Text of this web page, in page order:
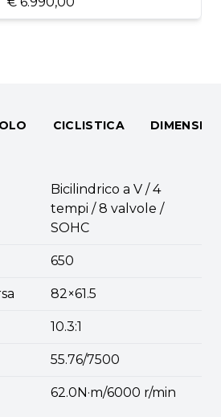
CICLISTICA
Bicilindrico a V / 4
tempi / 8 valvole /
SOHC
650
82×61.5
10.3:1
55.76/7500
62.0N·m/6000 r/min